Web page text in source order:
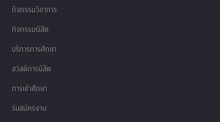
กิจกรรมวิชาการ
กิจกรรมนิสิต
บริการการศึกษา
สวัสดิการนิสิต
การเข้าศึกษา
รับสมัครงาน